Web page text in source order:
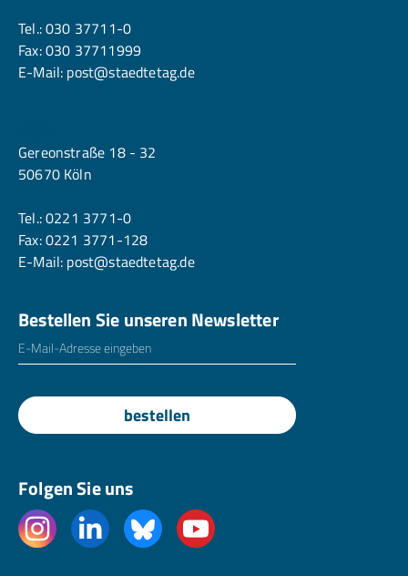
Tel.:030 37711-0
Fax: 030 37711999
E-Mail: post@staedtetag.de
Gereonstraße 18 - 32
50670 Köln
Tel.:0221 3771-0
Fax: 0221 3771-128
E-Mail: post@staedtetag.de
Bestellen Sie unseren Newsletter
E-Mailadresse
bestellen
Folgen Sie uns